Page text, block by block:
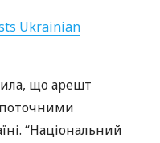
Ukrainian
що арешт
поточними
“Національний